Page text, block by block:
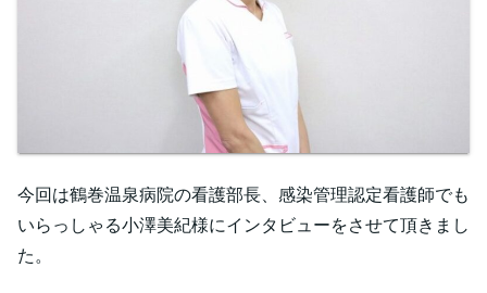
今回は鶴巻温泉病院の看護部長、感染管理認定看護師でも
いらっしゃる小澤美紀様にインタビューをさせて頂きまし
た。